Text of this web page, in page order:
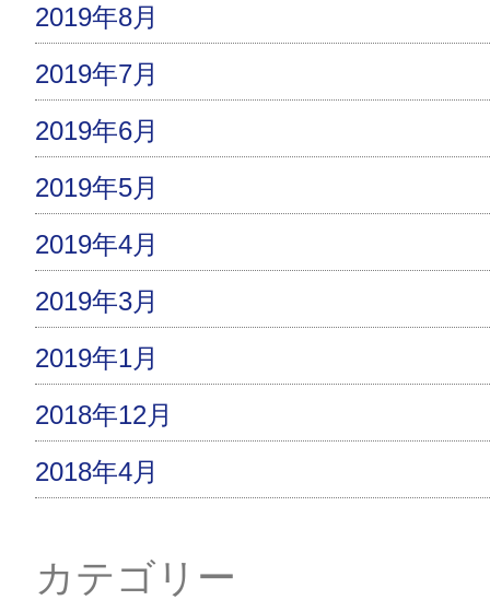
2019年8月
2019年7月
2019年6月
2019年5月
2019年4月
2019年3月
2019年1月
2018年12月
2018年4月
カテゴリー